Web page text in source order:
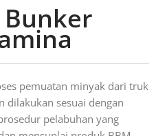
pemuatan minyak dari truk
dilakukan sesuai dengan
pelabuhan yang